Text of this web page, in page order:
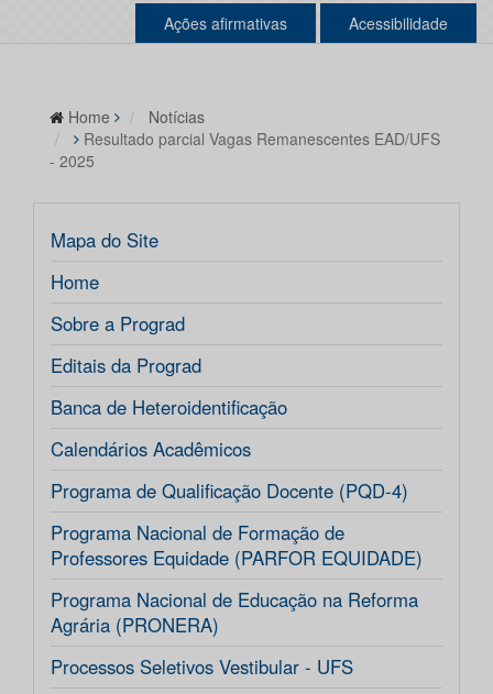
Ações afirmativas Acessibilidade
Home
Notícias
Resultado parcial Vagas Remanescentes EAD/UFS
- 2025
Mapa do Site
Home
Sobre a Prograd
Editais da Prograd
Banca de Heteroidentificação
Calendários Acadêmicos
Programa de Qualificação Docente (PQD-4)
Programa Nacional de Formação de
Professores Equidade (PARFOR EQUIDADE)
Programa Nacional de Educação na Reforma
Agrária (PRONERA)
Processos Seletivos Vestibular - UFS